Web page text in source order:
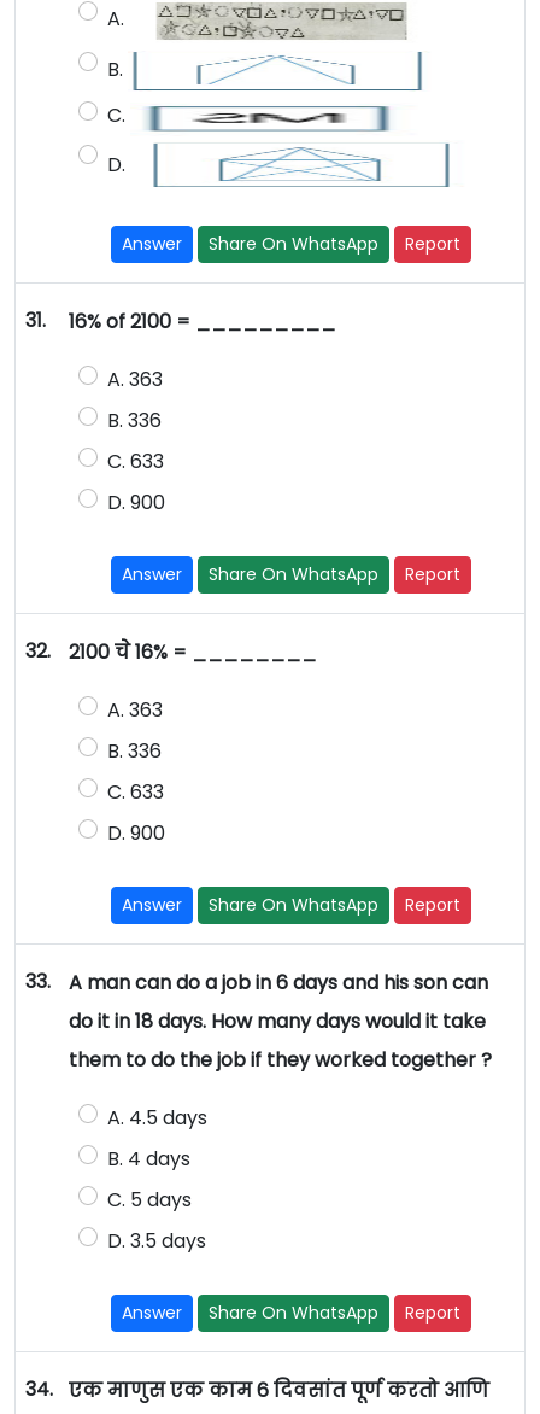
A.
B.
C.
D.
Answer Share On WhatsApp Report
31. 16% of 2100 = _________
A. 363
B. 336
C. 633
D. 900
Answer Share On WhatsApp Report
32. 2100 चे 16% = ________
A. 363
B. 336
C. 633
D. 900
Answer Share On WhatsApp Report
33.
A man can do a job in 6 days and his son can
do it in 18 days. How many days would it take
them to do the job if they worked together ?
A. 4.5 days
B. 4 days
C. 5 days
D. 3.5 days
Answer Share On WhatsApp Report
34. एक माणुस एक काम 6 दिवसांत पूर्ण करतो आणि